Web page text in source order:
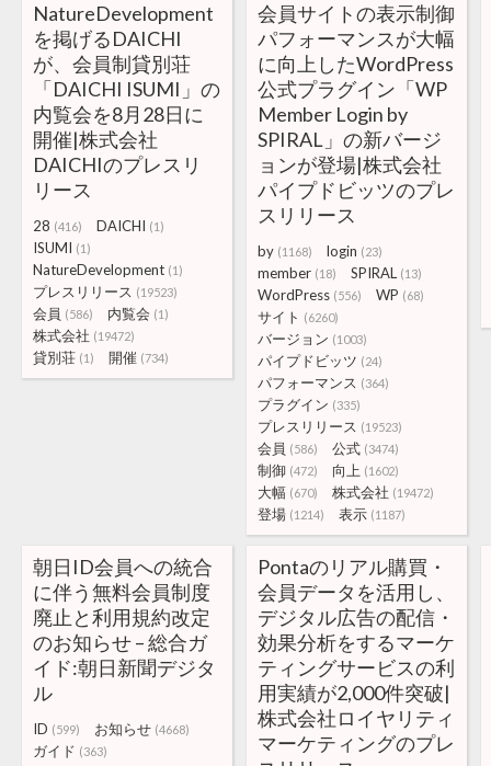
NatureDevelopment
を掲げるDAICHI
が、会員制貸別荘
「DAICHI ISUMI」の
内覧会を8月28日に
開催|株式会社
DAICHIのプレスリ
リース
28 (416) DAICHI (1)
ISUMI (1)
NatureDevelopment (1)
プレスリリース (19523)
会員 (586) 内覧会 (1)
株式会社 (19472)
貸別荘 (1) 開催 (734)
会員サイトの表示制御
パフォーマンスが大幅
に向上したWordPress
公式プラグイン「WP
Member Login by
SPIRAL」の新バージ
ョンが登場|株式会社
パイプドビッツのプレ
スリリース
by (1168) login (23)
member (18) SPIRAL (13)
WordPress (556) WP (68)
サイト (6260)
バージョン (1003)
パイプドビッツ (24)
パフォーマンス (364)
プラグイン (335)
プレスリリース (19523)
会員 (586) 公式 (3474)
制御 (472) 向上 (1602)
大幅 (670) 株式会社 (19472)
登場 (1214) 表示 (1187)
朝日ID会員への統合
に伴う無料会員制度
廃止と利用規約改定
のお知らせ – 総合ガ
イド:朝日新聞デジタ
ル
ID (599) お知らせ (4668)
ガイド (363)
Pontaのリアル購買・
会員データを活用し、
デジタル広告の配信・
効果分析をするマーケ
ティングサービスの利
用実績が2,000件突破|
株式会社ロイヤリティ
マーケティングのプレ